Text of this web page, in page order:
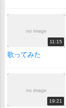
no image
11:15
歌ってみた
no image
19:21